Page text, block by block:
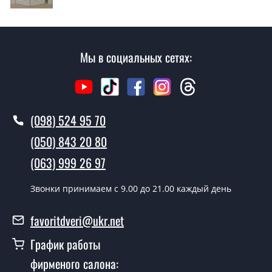
замер и консультацию на выезде. Каждый сотрудник
Вызов замерщика-консультанта стоит 500 грн.
Вы производите установку
межкомнатных дверей ТМ Фаворит?
Да производим. Монтаж межкомнатных дверей ТМ
Фаворит производится согласно очереди, во все дни
кроме воскресенья.
Modern-73-book?
Стоимость установки дверей Modern-73-book - от 1800
Мы в социальных сетях:
(098) 524 95 70
(050) 843 20 80
(063) 999 26 97
Звонки принимаем c 9.00 до 21.00 каждый день
favoritdveri@ukr.net
График работы
фирменого салона: